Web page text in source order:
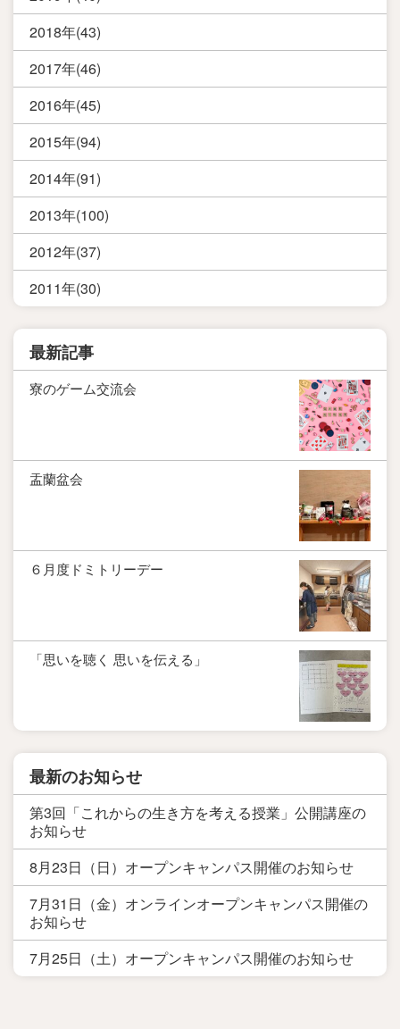
2018年(43)
2017年(46)
2016年(45)
2015年(94)
2014年(91)
2013年(100)
2012年(37)
2011年(30)
最新記事
寮のゲーム交流会
盂蘭盆会
６月度ドミトリーデー
「思いを聴く 思いを伝える」
最新のお知らせ
第3回「これからの生き方を考える授業」公開講座の
お知らせ
8月23日（日）オープンキャンパス開催のお知らせ
7月31日（金）オンラインオープンキャンパス開催の
お知らせ
7月25日（土）オープンキャンパス開催のお知らせ